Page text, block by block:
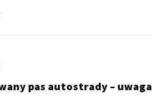
pas autostrady – uwaga